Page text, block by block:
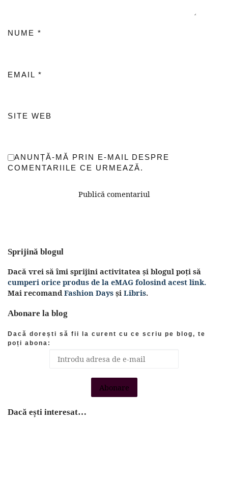
NUME *
EMAIL *
SITE WEB
ANUNȚĂ-MĂ PRIN E-MAIL DESPRE
COMENTARIILE CE URMEAZĂ.
Sprijină blogul
Dacă vrei să îmi sprijini activitatea și blogul poți să
cumperi orice produs de la eMAG folosind acest link.
Mai recomandFashion Days și Libris.
Abonare la blog
Dacă dorești să fii la curent cu ce scriu pe blog, te
poți abona:
Dacă ești interesat…